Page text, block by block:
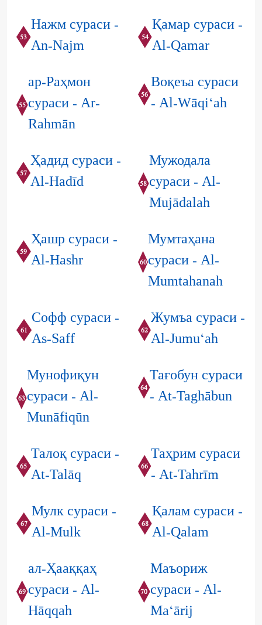
53 Нажм сураси -
An-Najm
54 Қамар сураси -
Al-Qamar
55
ар-Раҳмон
сураси - Ar-
Rahmān
56 Воқеъа сураси
- Al-Wāqi‘ah
57 Ҳадид сураси -
Al-Hadīd
58
Мужодала
сураси - Al-
Mujādalah
59 Ҳашр сураси -
Al-Hashr
60
Мумтаҳана
сураси - Al-
Mumtahanah
61 Софф сураси -
As-Saff
62 Жумъа сураси -
Al-Jumu‘ah
63
Мунофиқун
сураси - Al-
Munāfiqūn
64 Тағобун сураси
- At-Taghābun
65 Талоқ сураси -
At-Talāq
66 Таҳрим сураси
- At-Tahrīm
67 Мулк сураси -
Al-Mulk
68 Қалам сураси -
Al-Qalam
69
ал-Ҳааққаҳ
сураси - Al-
Hāqqah
70
Маъориж
сураси - Al-
Ma‘ārij